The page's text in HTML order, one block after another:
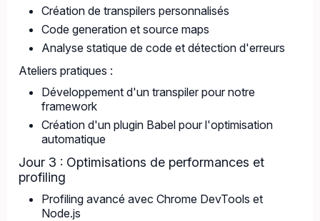
Création de transpilers personnalisés
Code generation et source maps
Analyse statique de code et détection d'erreurs
Ateliers pratiques :
Développement d'un transpiler pour notre
framework
Création d'un plugin Babel pour l'optimisation
automatique
Jour 3 : Optimisations de performances et
profiling
Profiling avancé avec Chrome DevTools et
Node.js